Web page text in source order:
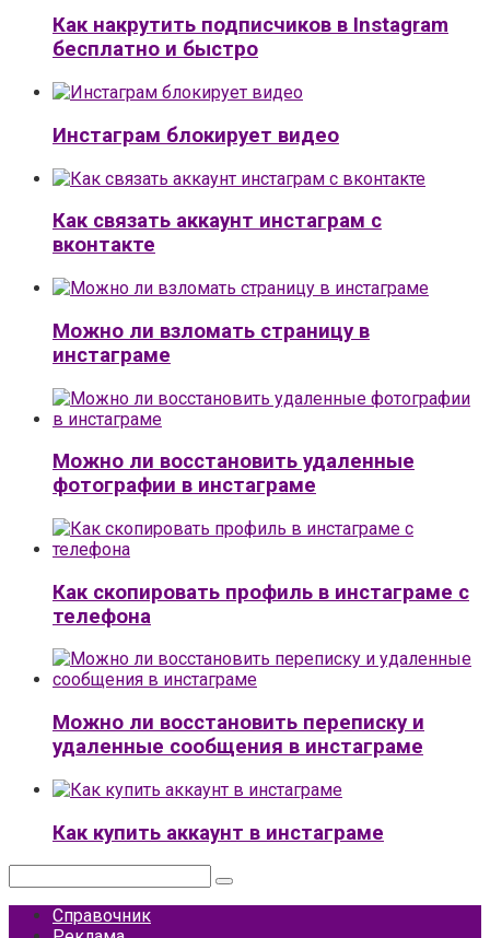
Как накрутить подписчиков в Instagram
бесплатно и быстро
Инстаграм блокирует видео
Как связать аккаунт инстаграм с
вконтакте
Можно ли взломать страницу в
инстаграме
Можно ли восстановить удаленные
фотографии в инстаграме
Как скопировать профиль в инстаграме с
телефона
Можно ли восстановить переписку и
удаленные сообщения в инстаграме
Как купить аккаунт в инстаграме
Справочник